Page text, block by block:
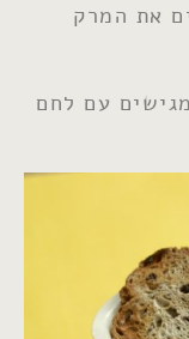
את המרק
עם לחם